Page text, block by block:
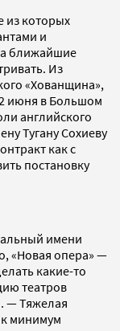
из которых
и
ближайшие
Из
«Хованщина»,
июня в Большом
английского
Тугану Сохиеву
как с
постановку
имени
«Новая опера» —
какие-то
театров
— Тяжелая
минимум